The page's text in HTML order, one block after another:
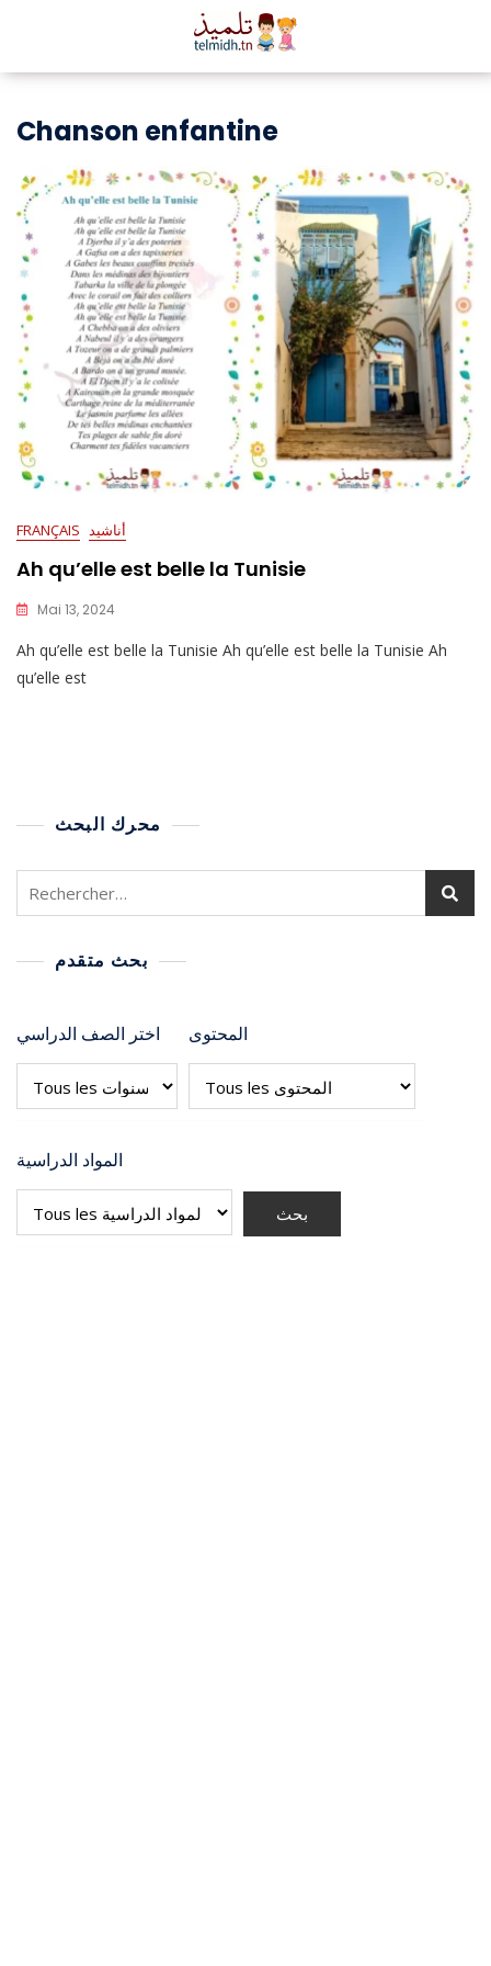
Chanson enfantine
FRANÇAIS أناشيد
Ah qu’elle est belle la Tunisie
Mai 13, 2024
Ah qu’elle est belle la Tunisie Ah qu’elle est belle la Tunisie Ah
qu’elle est
محرك البحث
بحث متقدم
اختر الصف الدراسي المحتوى
المواد الدراسية